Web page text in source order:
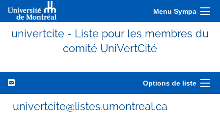
Menu Sympa
univertcite - Liste pour les membres du
comité UniVertCité
Options de liste
univertcite@listes.umontreal.ca